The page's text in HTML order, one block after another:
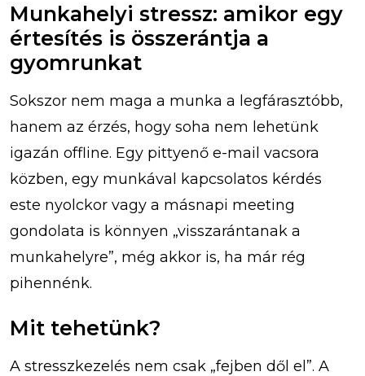
Munkahelyi stressz: amikor egy
értesítés is összerántja a
gyomrunkat
Sokszor nem maga a munka a legfárasztóbb,
hanem az érzés, hogy soha nem lehetünk
igazán offline. Egy pittyenő e-mail vacsora
közben, egy munkával kapcsolatos kérdés
este nyolckor vagy a másnapi meeting
gondolata is könnyen „visszarántanak a
munkahelyre”, még akkor is, ha már rég
pihennénk.
Mit tehetünk?
A stresszkezelés nem csak „fejben dől el”. A